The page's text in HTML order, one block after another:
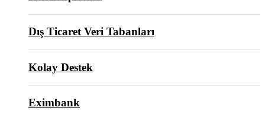
Dış Ticaret Veri Tabanları
Kolay Destek
Eximbank